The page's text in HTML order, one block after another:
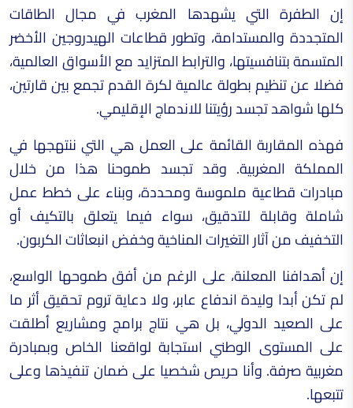
إن الطفرة التي يشهدها المغرب في مجال الطاقات
المتجددة والمستدامة، وتطور قطاعات الهيدروجين الأخضر
المتسمة بتنافسيتها، والترابط المتزايد مع الأسواق العالمية،
فضلا عن تنظيم بطولة عالمية لكرة القدم تجمع بين قارتين،
كلها شواهد تجسد رؤيتنا للاندماج الإقليمي.
فهذه المقاربة القائمة على العمل هي التي ننتهجها في
المملكة المغربية. وقد تجسد طموحنا هذا من خلال
مبادرات قطاعية ملموسة ومحددة، وبناء على خطط عمل
شاملة وقابلة للتدقيق، سواء فيما يتعلق بالتكيف أو
التخفيف من آثار التغيرات المناخية وخفض انبعاثات الكربون.
إن أهدافنا المعلنة، على الرغم من أفق طموحها الواسع،
لم تكن أبدا وليدة اندفاع عابر، ولا دعاية تروم تحقيق أثر ما
على الصعيد الدولي، بل هي نتاج برامج ومشاريع أطلقت
على المستوى الوطني استجابة لواقعنا الخاص وبمبادرة
مغربية صرفة. وأنا حريص شخصيا على ضمان تنفيذها وعلى
تتبعها.